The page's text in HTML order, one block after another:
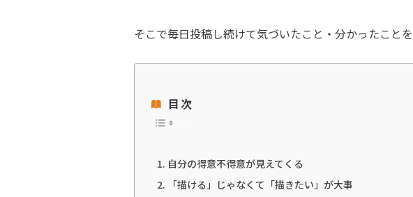
そこで毎日投稿し続けて気づいたこと・分かったこと
目次
自分の得意不得意が見えてくる
「描ける」じゃなくて「描きたい」が大事